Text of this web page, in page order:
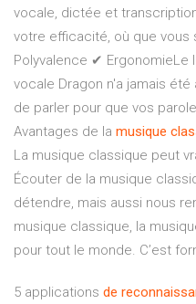
vocale, dictée et
votre efficacité, où que
Polyvalence ✔
vocale Dragon n'a jamais
de parler pour que vos
Avantages de la musique
La musique classique peut
Écouter de la musique
détendre, mais aussi nous
musique classique, la
pour tout le monde. C’est
5 applications de